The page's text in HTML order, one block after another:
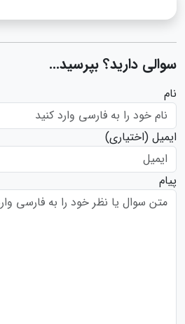
سوالی دارید؟ بپرسید...
نام
ایمیل (اختیاری)
پیام